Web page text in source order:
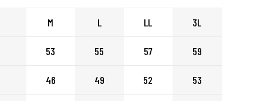
M L LL 3L
53 55 57 59
46 49 52 53